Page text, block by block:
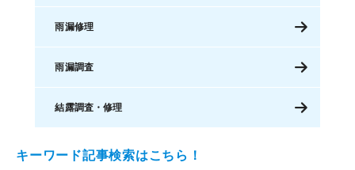
雨漏修理
雨漏調査
結露調査・修理
キーワード記事検索はこちら！